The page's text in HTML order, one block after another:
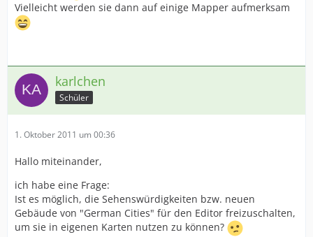
Vielleicht werden sie dann auf einige Mapper aufmerksam
karlchen
Schüler
1. Oktober 2011 um 00:36
Hallo miteinander,
ich habe eine Frage:
Ist es möglich, die Sehenswürdigkeiten bzw. neuen
Gebäude von "German Cities" für den Editor freizuschalten,
um sie in eigenen Karten nutzen zu können?